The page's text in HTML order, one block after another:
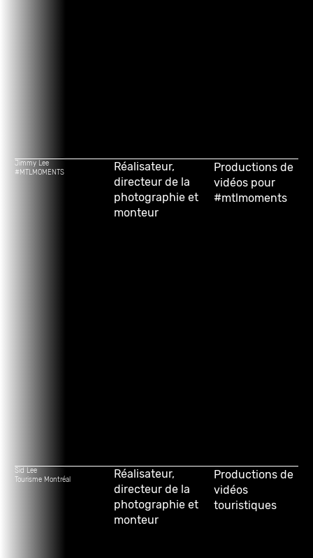
Jimmy Lee
#MTLMOMENTS
Réalisateur,
directeur de la
photographie et
monteur
Productions de
vidéos pour
#mtlmoments
Sid Lee
Tourisme Montréal
Réalisateur,
directeur de la
photographie et
monteur
Productions de
vidéos
touristiques